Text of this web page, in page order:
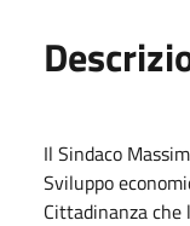
Il Sindaco
Sviluppo
Cittadinanza